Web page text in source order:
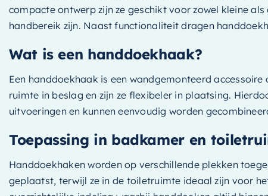
Gepolijst Zwart PVD
Grijs
Jeans (Blauw Groep)
Linen (Wit Groep)
Mat Wit
RVS 316
Rust (bruin Groep)
Smag (Groen Groep)
compacte ontwerp zijn ze geschikt voor zowel kleine
handbereik zijn. Naast functionaliteit dragen
Wat is een handdoekhaak?
Een handdoekhaak is een wandgemonteerd
ruimte in beslag en zijn ze flexibeler in plaatsing.
uitvoeringen en kunnen eenvoudig worden
Toepassing in badkamer en
Handdoekhaken worden op verschillende plekken
geplaatst, terwijl ze in de toiletruimte ideaal zijn voor